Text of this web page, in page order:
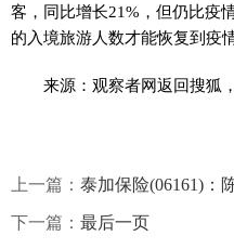
客，同比增长21%，但仍比疫
的入境旅游人数才能恢复到疫
来源：观察者网返回搜狐
上一篇： 泰加保险(06161)：
下一篇： 最后一页